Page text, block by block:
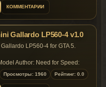
КОММЕНТАРИИ
Gallardo LP560-4 v1.0
LP560-4 for GTA 5.
Author: Need for Speed:
MC_WRX
Просмотры: 1960 Рейтинг: 0.0